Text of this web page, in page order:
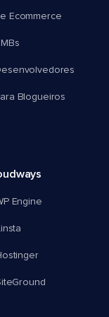
Ecommerce
Blogueiros
Engine